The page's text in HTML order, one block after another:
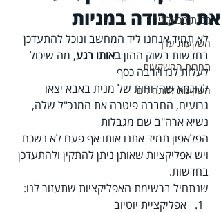
מניות טכנולוגיה
השקעות ערך
תחרות ההשקעות
השקעות למתחילים
את העבודה במניות
לא תמיד אנחנו ליד המחשב ונוכל להתעדכן
בחדשות בשוק ההון באותו רגע, מה שיכול
לעלות לנו הרבה כסף
לדוגמא שהדוחות של מנית באבא יצאו
גרועים, החברה פיטרה את המנכ"ל שלה,
נשיא ארה"ב שם מגבלות
הפלאפון תמיד אתנו אותו אף פעם לא נשכח
ויש אפליקציות שאותן ניתן להתקין ולהתעדכן
בחדשות.
שנתחיל ברשימת האפליקציות שתעזור לנו:
אפליקציית יוטיוב